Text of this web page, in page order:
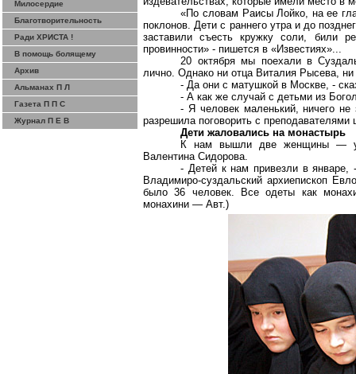
Милосердие
Благотворительность
Ради ХРИСТА !
В помощь болящему
Архив
Альманах П Л
Газета П П С
Журнал П Е В
«По словам РаисыЛойко, на ее
поклонов. Дети с раннего утра и до
заставили съесть кружку соли,
провинности» - пишется в «Известиях»...
20 октября мы поехали в
лично. Однако ни отца Виталия Рысева,
- Да они с матушкой в Москве, -
- А как же случай с детьмииз
- Я человек маленький, ничего
разрешила поговорить с
Дети жаловались на монастырь
К нам вышли две женщины —
Валентина Сидорова.
- Детей к нам привезли в январе,
Владимиро-суздальский архиепископ
было 36 человек. Все одеты как
монахини — Авт.)